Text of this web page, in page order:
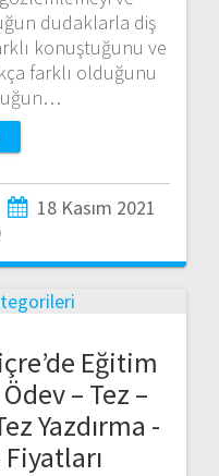
dudaklarla diş
konuştuğunu ve
farklı olduğunu
18 Kasım 2021
Eğitim
– Tez –
Yazdırma -
Fiyatları